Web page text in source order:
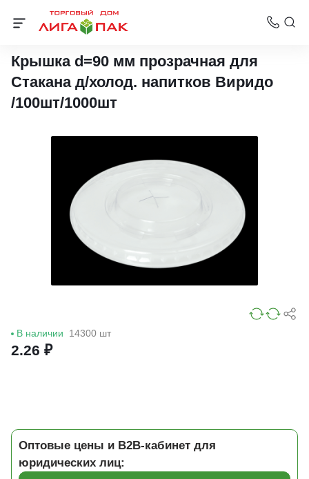
Стаканчики для холодных напитков и чаши для мороженого
Крышка d=90 мм прозрачная для
Cтакана д/холод. напитков Виридо
/100шт/1000шт
В наличии 14300 шт
2.26 ₽
Оптовые цены и B2B-кабинет для
юридических лиц: